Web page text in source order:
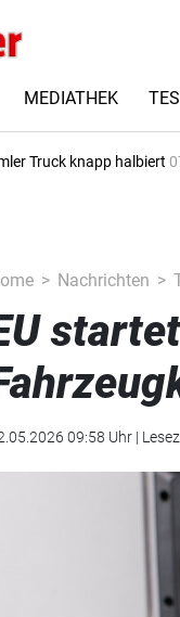
MEDIATHEK
Truck knapp halbiert
Nachrichten
09:58 Uhr |